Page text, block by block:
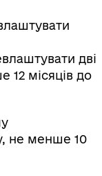
дві
12 місяців до
не менше 10